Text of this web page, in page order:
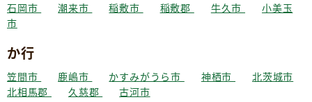
石岡市 潮来市 稲敷市 稲敷郡 牛久市
小美玉
市
か行
笠間市 鹿嶋市 かすみがうら市 神栖市
北茨城市
北相馬郡
久慈郡 古河市